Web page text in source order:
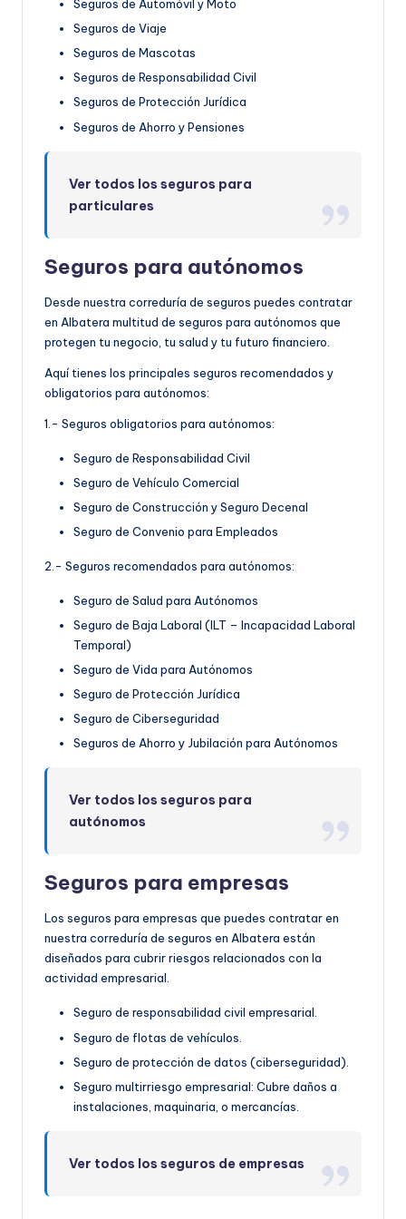
Seguros de Automóvil y Moto
Seguros de Viaje
Seguros de Mascotas
Seguros de Responsabilidad Civil
Seguros de Protección Jurídica
Seguros de Ahorro y Pensiones
Ver todos los seguros para
particulares
Seguros para autónomos
Desde nuestra correduría de seguros puedes contratar
en Albatera multitud de seguros para autónomos que
protegen tu negocio, tu salud y tu futuro financiero.
Aquí tienes los principales seguros recomendados y
obligatorios para autónomos:
1.- Seguros obligatorios para autónomos:
Seguro de Responsabilidad Civil
Seguro de Vehículo Comercial
Seguro de Construcción y Seguro Decenal
Seguro de Convenio para Empleados
2.- Seguros recomendados para autónomos:
Seguro de Salud para Autónomos
Seguro de Baja Laboral (ILT – Incapacidad Laboral
Temporal)
Seguro de Vida para Autónomos
Seguro de Protección Jurídica
Seguro de Ciberseguridad
Seguros de Ahorro y Jubilación para Autónomos
Ver todos los seguros para
autónomos
Seguros para empresas
Los seguros para empresas que puedes contratar en
nuestra correduría de seguros en Albatera están
diseñados para cubrir riesgos relacionados con la
actividad empresarial.
Seguro de responsabilidad civil empresarial.
Seguro de flotas de vehículos.
Seguro de protección de datos (ciberseguridad).
Seguro multirriesgo empresarial: Cubre daños a
instalaciones, maquinaria, o mercancías.
Ver todos los seguros de empresas